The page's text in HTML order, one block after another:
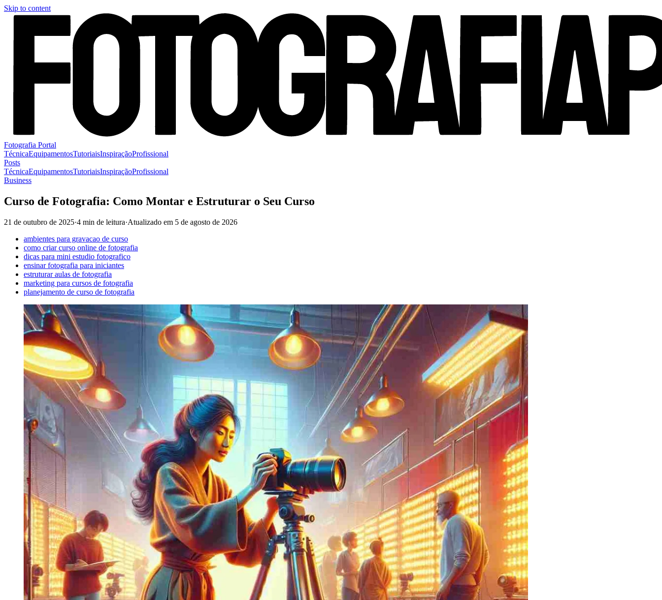
Skip to content
Fotografia Portal
TécnicaEquipamentosTutoriaisInspiraçãoProfissional
Posts
TécnicaEquipamentosTutoriaisInspiraçãoProfissional
Business
Curso de Fotografia: Como Montar e Estruturar o Seu Curso
21 de outubro de 2025·4 min de leitura·Atualizado em 5 de agosto de 2026
ambientes para gravacao de curso
como criar curso online de fotografia
dicas para mini estudio fotografico
ensinar fotografia para iniciantes
estruturar aulas de fotografia
marketing para cursos de fotografia
planejamento de curso de fotografia